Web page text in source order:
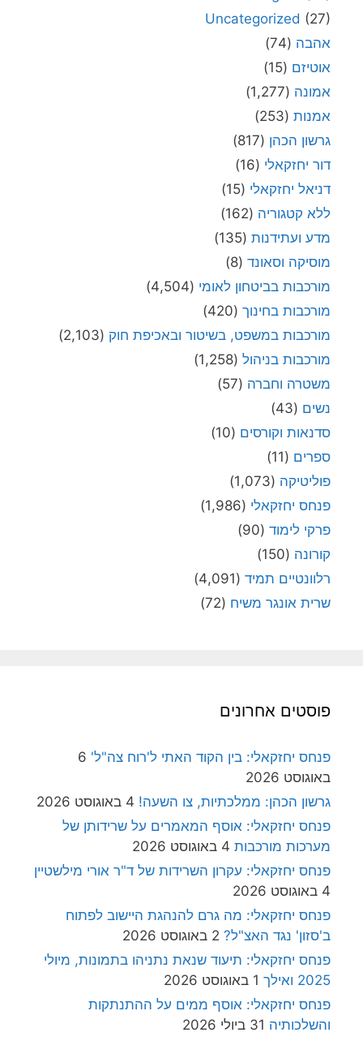
Uncategorized (27)
אהבה (74)
אוטיזם (15)
אמונה (1,277)
אמנות (253)
גרשון הכהן (817)
דור יחזקאלי (16)
דניאל יחזקאלי (15)
ללא קטגוריה (162)
מדע ועתידנות (135)
מוסיקה וסאונד (8)
מורכבות בביטחון לאומי (4,504)
מורכבות בחינוך (420)
מורכבות במשפט, בשיטור ובאכיפת חוק (2,103)
מורכבות בניהול (1,258)
משטרה וחברה (57)
נשים (43)
סדנאות וקורסים (10)
ספרים (11)
פוליטיקה (1,073)
פנחס יחזקאלי (1,986)
פרקי לימוד (90)
קורונה (150)
רלוונטיים תמיד (4,091)
שרית אונגר משיח (72)
פוסטים אחרונים
פנחס יחזקאלי: בין הקוד האתי ל'רוח צה"ל' 6
באוגוסט 2026
גרשון הכהן: ממלכתיות, צו השעה! 4 באוגוסט 2026
פנחס יחזקאלי: אוסף המאמרים על שרידותן של
מערכות מורכבות 4 באוגוסט 2026
פנחס יחזקאלי: עקרון השרידות של ד"ר אורי מילשטיין
4 באוגוסט 2026
פנחס יחזקאלי: מה גרם להנהגת היישוב לפתוח
ב'סזון' נגד האצ"ל? 2 באוגוסט 2026
פנחס יחזקאלי: תיעוד שנאת נתניהו בתמונות, מיולי
2025 ואילך
1 באוגוסט 2026
פנחס יחזקאלי: אוסף ממים על ההתנתקות
והשלכותיה 31 ביולי 2026